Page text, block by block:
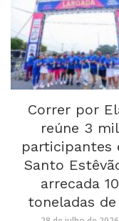
Correr por
reúne 3 mil
participantes
Santo
arrecada 10
toneladas de